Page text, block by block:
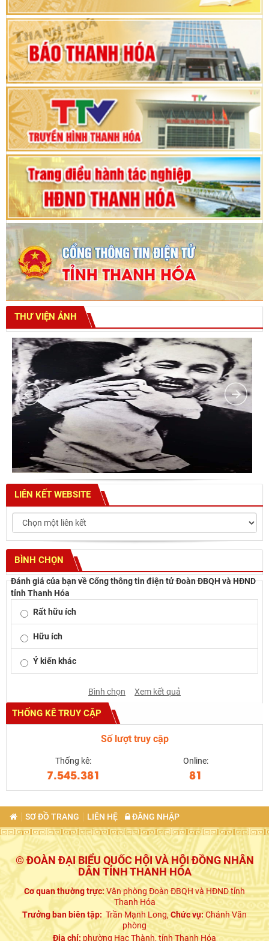
Khai mạc Kỳ họp bất thường lần thứ 9, Quốc
hội khóa XV
Phiên thảo luận Kỳ họp thứ 24, HĐND tỉnh
Thanh Hóa khóa XVIII, nhiệm kỳ 2021 - 2026
Bế mạc Kỳ họp thứ hai bốn, Hội đồng nhân dân
tỉnh khoá XVIII
THƯ VIỆN ẢNH
LIÊN KẾT WEBSITE
BÌNH CHỌN
Đánh giá của bạn về Cổng thông tin điện tử Đoàn ĐBQH và HĐND
tỉnh Thanh Hóa
Rất hữu ích
Hữu ích
Ý kiến khác
Bình chọn Xem kết quả
THỐNG KÊ TRUY CẬP
Số lượt truy cập
Thống kê:
7.545.381
Online:
81
SƠ ĐỒ TRANG LIÊN HỆ ĐĂNG NHẬP
© ĐOÀN ĐẠI BIỂU QUỐC HỘI VÀ HỘI ĐỒNG NHÂN
DÂN TỈNH THANH HÓA
Cơ quan thường trực:Văn phòng Đoàn ĐBQH và HĐND tỉnh
Thanh Hóa
Trưởng ban biên tập: Trần Mạnh Long,Chức vụ:Chánh Văn
phòng
Địa chỉ: phường Hạc Thành, tỉnh Thanh Hóa